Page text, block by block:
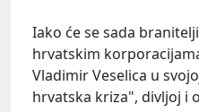
Iako će se sada
hrvatskim
Vladimir Veselica u
hrvatska kriza", divljoj i